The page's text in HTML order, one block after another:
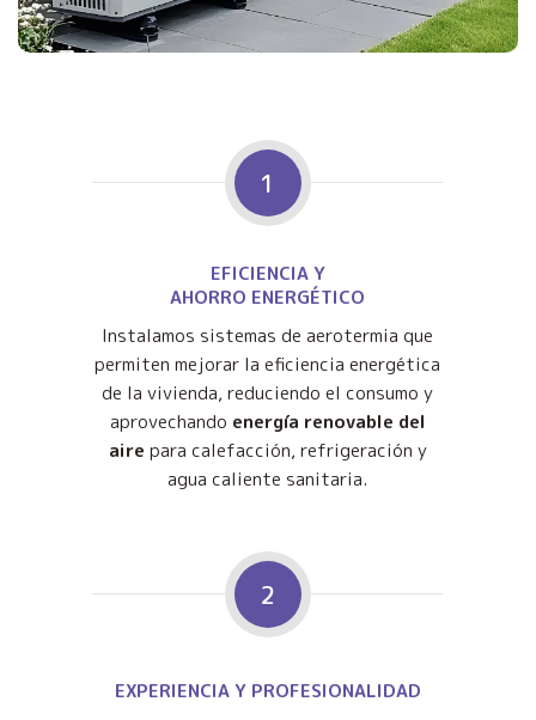
1
EFICIENCIA Y
AHORRO ENERGÉTICO
Instalamos sistemas de aerotermia que
permiten mejorar la eficiencia energética
de la vivienda, reduciendo el consumo y
aprovechando energía renovable del
aire para calefacción, refrigeración y
agua caliente sanitaria.
2
EXPERIENCIA Y PROFESIONALIDAD